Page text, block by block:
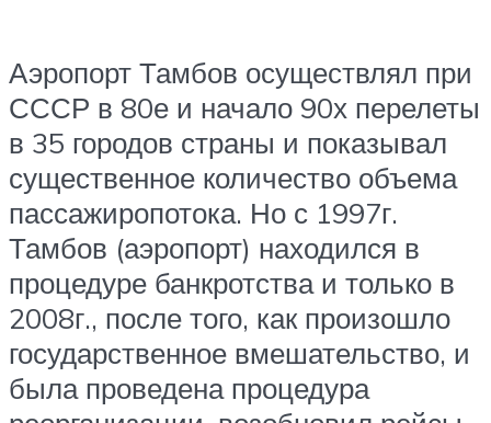
Аэропорт Тамбов осуществлял при
СССР в 80е и начало 90х перелеты
в 35 городов страны и показывал
существенное количество объема
пассажиропотока. Но с 1997г.
Тамбов (аэропорт) находился в
процедуре банкротства и только в
2008г., после того, как произошло
государственное вмешательство, и
была проведена процедура